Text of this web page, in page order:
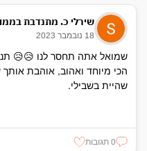
שירלי כ. מתנדבת
18 נובמבר 2023
שמואל אתה תחסר לנו 😥😥
הכי מיוחד ואהוב, אוהבת
שהיית בשבילי.
0 תגובות